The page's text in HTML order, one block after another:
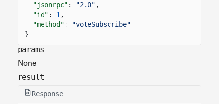
"jsonrpc" : "2.0" ,
"id" : 1 ,
"method" :
"voteSubscribe"
}
params
None
result
Response